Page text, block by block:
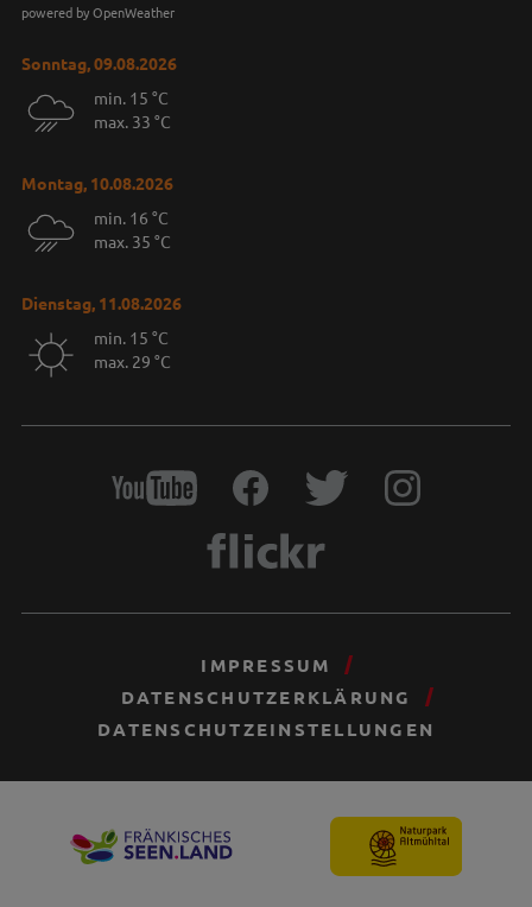
powered by OpenWeather
Sonntag, 09.08.2026
min. 15 °C
max. 33 °C
Montag, 10.08.2026
min. 16 °C
max. 35 °C
Dienstag, 11.08.2026
min. 15 °C
max. 29 °C
IMPRESSUM
DATENSCHUTZERKLÄRUNG
DATENSCHUTZEINSTELLUNGEN